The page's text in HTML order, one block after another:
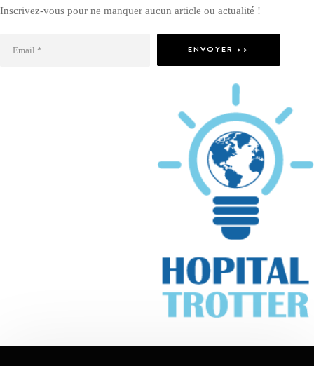
Inscrivez-vous pour ne manquer aucun article ou actualité !